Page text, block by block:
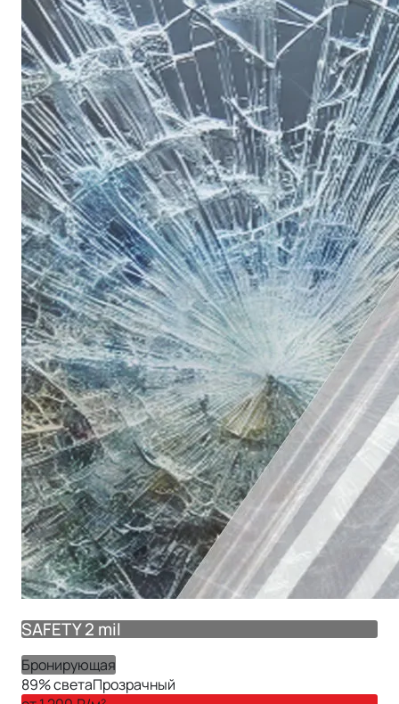
SAFETY 2 mil
Бронирующая
89% светаПрозрачный